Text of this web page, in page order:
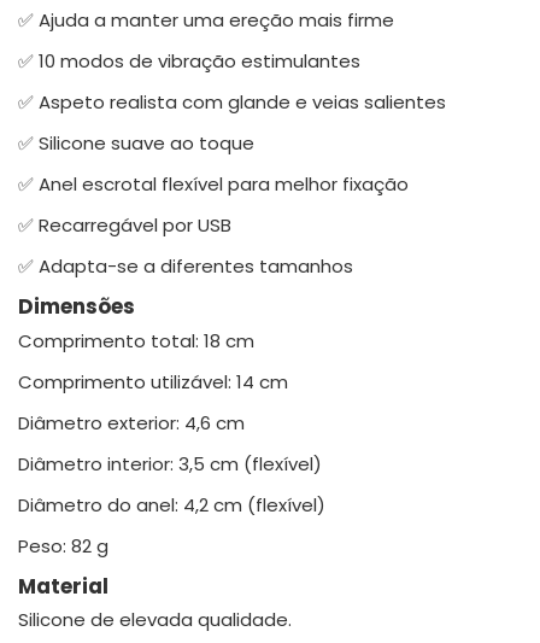
✅ Ajuda a manter uma ereção mais firme
✅ 10 modos de vibração estimulantes
✅ Aspeto realista com glande e veias salientes
✅ Silicone suave ao toque
✅ Anel escrotal flexível para melhor fixação
✅ Recarregável por USB
✅ Adapta-se a diferentes tamanhos
Dimensões
Comprimento total: 18 cm
Comprimento utilizável: 14 cm
Diâmetro exterior: 4,6 cm
Diâmetro interior: 3,5 cm (flexível)
Diâmetro do anel: 4,2 cm (flexível)
Peso: 82 g
Material
Silicone de elevada qualidade.